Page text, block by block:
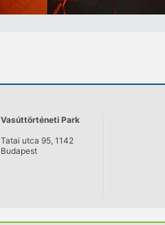
Vasúttörténeti Park
Tatai utca 95, 1142
Budapest